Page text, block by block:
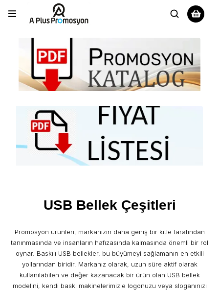
USB Bellek Çeşitleri
Promosyon ürünleri, markanızın daha geniş bir kitle tarafından
tanınmasında ve insanların hafızasında kalmasında önemli bir rol
oynar. Baskılı USB bellekler, bu büyümeyi sağlamanın en etkili
yollarından biridir. Markanız olarak, uzun süre aktif olarak
kullanılabilen ve değer kazanacak bir ürün olan USB bellek
modelini, kendi baskı makinelerimizle logonuzu veya sloganınızı